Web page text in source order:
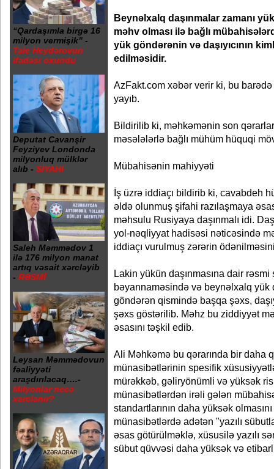
“Qardaşımla birgə 16
milyon vermişik” -
Tale Heydərovun
ifadəsi oxundu
Deputat Cavanşir
Feyziyev Londonda
milyonluq mülklər
alıb - SİYAHI
Saleh Məmmədov 1
ilə 176 milyon manat
artıq vəsait xərcləyib
- RƏSMİ
Leysan Məmmədovun
fəaliyyəti
araşdırılacaq….-
Milyonlar necə
xərclənir?
Beynəlxalq daşınmalar zamanı
məhv olması ilə bağlı
yük göndərənin və daşıyıcının
edilməsidir.
AzFakt.com xəbər verir ki, bu
yayıb.
Bildirilib ki, məhkəmənin son
məsələlərlə bağlı mühüm hüquqi
Mübahisənin mahiyyəti
İş üzrə iddiaçı bildirib ki, cavabdeh
əldə olunmuş şifahi razılaşmaya
məhsulu Rusiyaya daşınmalı idi.
yol-nəqliyyat hadisəsi nəticəsində
iddiaçı vurulmuş zərərin
Lakin yükün daşınmasına dair
bəyannaməsində və beynəlxalq yük
göndərən qismində başqa şəxs,
şəxs göstərilib. Məhz bu ziddiyyət
əsasını təşkil edib.
Ali Məhkəmə bu qərarında bir daha
münasibətlərinin spesifik
mürəkkəb, gəliryönümli və yüksək
münasibətlərdən irəli gələn
standartlarının daha yüksək
münasibətlərdə adətən "yazılı
əsas götürülməklə, xüsusilə yazılı
sübut qüvvəsi daha yüksək və